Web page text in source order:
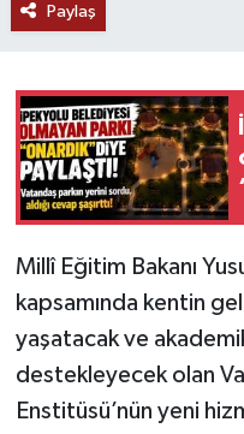
Paylaş
Millî Eğitim Bakanı
kapsamında kentin
yaşatacak ve
destekleyecek olan
Enstitüsü’nün yeni